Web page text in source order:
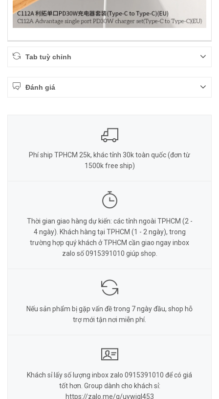
Tab tuỳ chỉnh
Đánh giá
Phí ship TPHCM 25k, khác tỉnh 30k toàn quốc (đơn từ
1500k free ship)
Thời gian giao hàng dự kiến: các tỉnh ngoài TPHCM (2 -
4 ngày). Khách hàng tại TPHCM (1 - 2 ngày), trong
trường hợp quý khách ở TPHCM cần giao ngay inbox
zalo số 0915391010 giúp shop.
Nếu sản phẩm bị gặp vấn đề trong 7 ngày đầu, shop hỗ
trợ mới tận nơi miễn phí.
Khách sỉ lấy số lượng inbox zalo 0915391010 để có giá
tốt hơn. Group dành cho khách sỉ:
https://zalo.me/g/uywjgl453